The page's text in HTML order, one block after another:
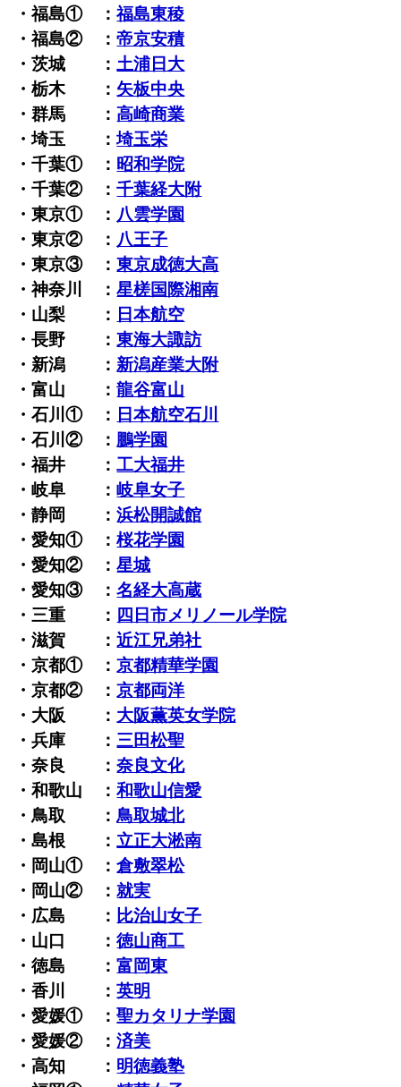
・福島① ：福島東稜
・福島② ：帝京安積
・茨城 ： 土浦日大
・栃木 ： 矢板中央
・群馬 ：高崎商業
・埼玉 ：埼玉栄
・千葉① ： 昭和学院
・千葉② ：千葉経大附
・東京① ： 八雲学園
・東京② ： 八王子
・東京③ ：東京成徳大高
・神奈川 ：星槎国際湘南
・山梨 ： 日本航空
・長野 ：東海大諏訪
・新潟 ： 新潟産業大附
・富山 ：龍谷富山
・石川① ： 日本航空石川
・石川② ： 鵬学園
・福井 ：工大福井
・岐阜 ：岐阜女子
・静岡 ：浜松開誠館
・愛知① ：桜花学園
・愛知② ：星城
・愛知③ ：名経大高蔵
・三重 ： 四日市メリノール学院
・滋賀 ：近江兄弟社
・京都① ：京都精華学園
・京都② ：京都両洋
・大阪 ： 大阪薫英女学院
・兵庫 ： 三田松聖
・奈良 ：奈良文化
・和歌山 ：和歌山信愛
・鳥取 ： 鳥取城北
・島根 ： 立正大淞南
・岡山① ：倉敷翠松
・岡山② ：就実
・広島 ： 比治山女子
・山口 ：徳山商工
・徳島 ：富岡東
・香川 ：英明
・愛媛① ：聖カタリナ学園
・愛媛② ：済美
・高知 ： 明徳義塾